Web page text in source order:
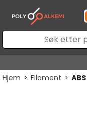
Hjem>Filament>ABS